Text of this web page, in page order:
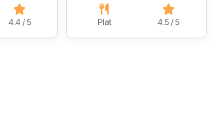
4.4 / 5 Plat 4.5 / 5